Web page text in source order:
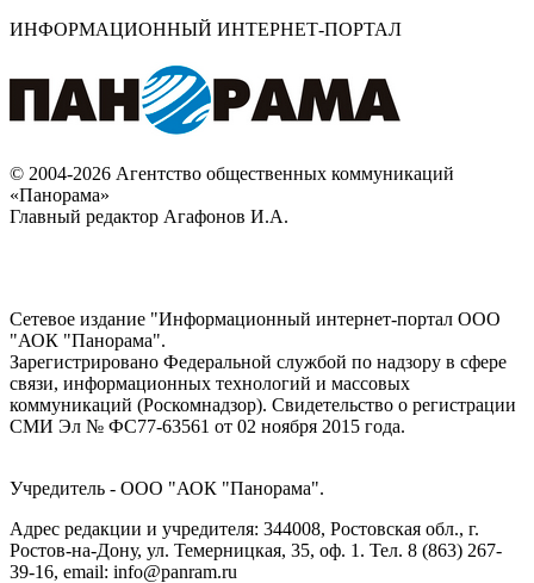
ИНФОРМАЦИОННЫЙ ИНТЕРНЕТ-ПОРТАЛ
© 2004-2026 Агентство общественных коммуникаций
«Панорама»
Главный редактор Агафонов И.А.
Сетевое издание "Информационный интернет-портал ООО
"АОК "Панорама".
Зарегистрировано Федеральной службой по надзору в сфере
связи, информационных технологий и массовых
коммуникаций (Роскомнадзор). Cвидетельство о регистрации
СМИ Эл № ФС77-63561 от 02 ноября 2015 года.
Учредитель - ООО "АОК "Панорама".
Адрес редакции и учредителя: 344008, Ростовская обл., г.
Ростов-на-Дону, ул. Темерницкая, 35, оф. 1. Тел. 8 (863) 267-
39-16, email: info@panram.ru